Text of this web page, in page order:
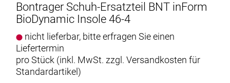
Bontrager Schuh-Ersatzteil BNT inForm
BioDynamic Insole 46-4
nicht lieferbar, bitte erfragen Sie einen
Liefertermin
pro Stück (inkl. MwSt. zzgl. Versandkosten für
Standardartikel)